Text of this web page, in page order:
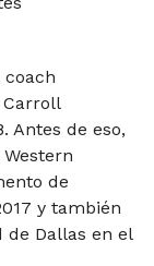
Antes de eso,
de
y también
de Dallas en el